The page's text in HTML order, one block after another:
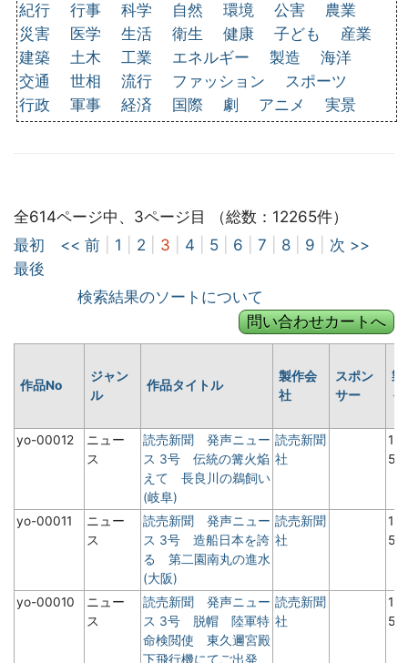
紀行
行事 科学 自然 環境 公害
農業
災害
医学 生活 衛生 健康 子ども
産業
建築
土木 工業 エネルギー 製造
海洋
交通
世相 流行 ファッション
スポーツ
行政
軍事 経済 国際 劇 アニメ 実景
全614ページ中、3ページ目 （総数：12265件）
最初
<< 前 1 2 3 4 5 6 7 8 9
次 >>
最後
検索結果のソートについて
作品No
ジャン
ル
作品タイトル
製作会
社
スポン
サー
製
yo-00012
ニュー
ス
読売新聞 発声ニュー
ス 3号 伝統の篝火焔
えて 長良川の鵜飼い
(岐阜)
読売新聞
社
5
yo-00011
ニュー
ス
読売新聞 発声ニュー
ス 3号 造船日本を誇
る 第二園南丸の進水
(大阪)
読売新聞
社
5
yo-00010
ニュー
ス
読売新聞 発声ニュー
ス 3号 脱帽 陸軍特
命検閲使 東久邇宮殿
下飛行機にてご出発
読売新聞
社
5